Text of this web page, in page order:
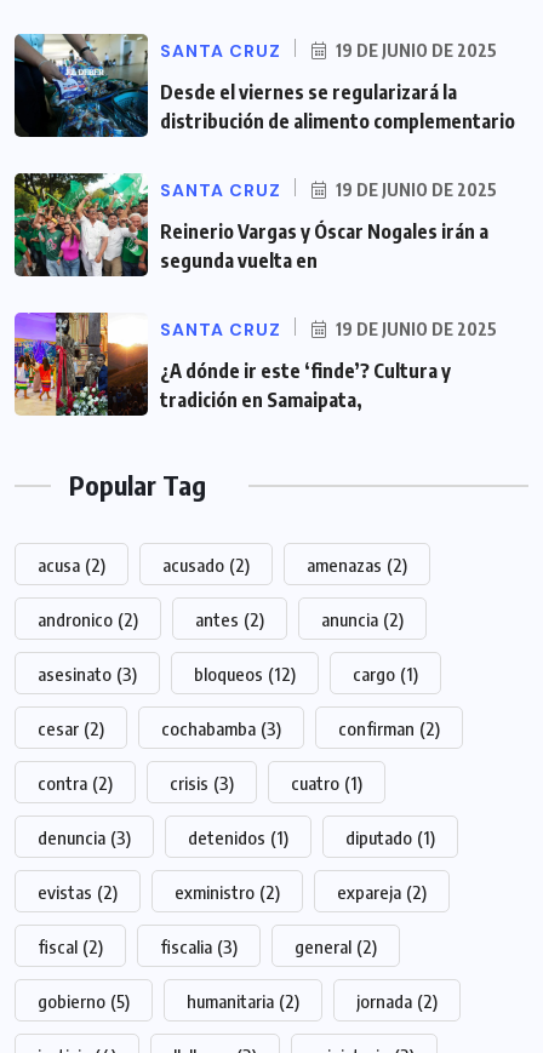
SANTA CRUZ 19 DE JUNIO DE 2025
Desde el viernes se regularizará la
distribución de alimento complementario
SANTA CRUZ 19 DE JUNIO DE 2025
Reinerio Vargas y Óscar Nogales irán a
segunda vuelta en
SANTA CRUZ 19 DE JUNIO DE 2025
¿A dónde ir este ‘finde’? Cultura y
tradición en Samaipata,
Popular Tag
acusa (2) acusado (2) amenazas (2)
andronico (2) antes (2) anuncia (2)
asesinato (3) bloqueos (12) cargo (1)
cesar (2) cochabamba (3) confirman (2)
contra (2) crisis (3) cuatro (1)
denuncia (3) detenidos (1) diputado (1)
evistas (2) exministro (2) expareja (2)
fiscal (2) fiscalia (3) general (2)
gobierno (5) humanitaria (2) jornada (2)